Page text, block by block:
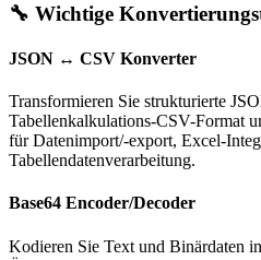
🔧 Wichtige
JSON ↔ CSV Konverter
Transformieren Sie strukturierte
Tabellenkalkulations-CSV-Format
für Datenimport/-export, Excel-
Tabellendatenverarbeitung.
Base64 Encoder/Decoder
Kodieren Sie Text und Binärdaten